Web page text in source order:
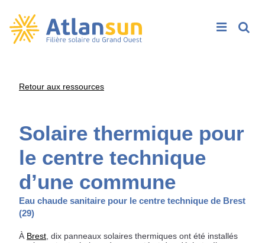
Retour aux ressources
Solaire thermique pour
le centre technique
d’une commune
Eau chaude sanitaire pour le centre technique de Brest
(29)
À Brest , dix panneaux solaires thermiques ont été installés